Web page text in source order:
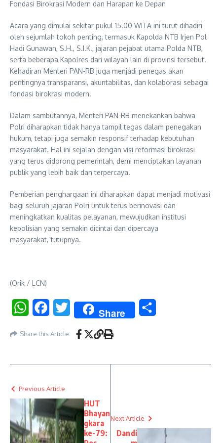
Fondasi Birokrasi Modern dan Harapan ke Depan
Acara yang dimulai sekitar pukul 15.00 WITA ini turut dihadiri
oleh sejumlah tokoh penting, termasuk Kapolda NTB Irjen Pol
Hadi Gunawan, S.H., S.I.K., jajaran pejabat utama Polda NTB,
serta beberapa Kapolres dari wilayah lain di provinsi tersebut.
Kehadiran Menteri PAN-RB juga menjadi penegas akan
pentingnya transparansi, akuntabilitas, dan kolaborasi sebagai
fondasi birokrasi modern.
Dalam sambutannya, Menteri PAN-RB menekankan bahwa
Polri diharapkan tidak hanya tampil tegas dalam penegakan
hukum, tetapi juga semakin responsif terhadap kebutuhan
masyarakat. Hal ini sejalan dengan visi reformasi birokrasi
yang terus didorong pemerintah, demi menciptakan layanan
publik yang lebih baik dan terpercaya.
Pemberian penghargaan ini diharapkan dapat menjadi motivasi
bagi seluruh jajaran Polri untuk terus berinovasi dan
meningkatkan kualitas pelayanan, mewujudkan institusi
kepolisian yang semakin dicintai dan dipercaya
masyarakat,”tutupnya.
(Orik / LCN)
WhatsAppFacebookTwitter Share
Share this Article
Previous Article
HUT
Bhayan
gkara
ke-79:
Next Article
Dandi